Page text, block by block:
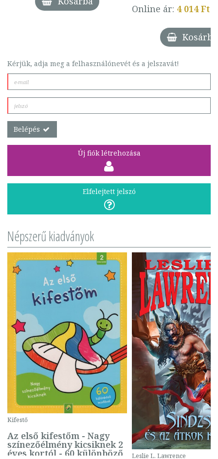
Online ár: 4 014 Ft
Kosárba
Kérjük, adja meg a felhasználónevét és a jelszavát!
Belépés
Új fiók létrehozása
Elfelejtett jelszó
Népszerű kiadványok
Kifestő
Az első kifestőm - Nagy
színezőélmény kicsiknek 2
éves kortól - 60 különböző Leslie L. Lawrence